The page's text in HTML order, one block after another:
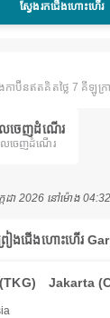
ស្វែងរកជើងហោះហើរ
កាប៊ីនឥតគិតថ្លៃ 7 គីឡូក្រ
ចេញដំណើរ
លចេញដំណើរ
កដា 2026 នៅ​ម៉ោង
ៀងជើងហោះហើរ
Jakarta